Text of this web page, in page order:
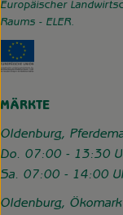
Europäischer
Raums - ELER.
MÄRKTE
Oldenburg,
Do. 07:00 - 13:30
Sa. 07:00 - 14:00
Oldenburg,